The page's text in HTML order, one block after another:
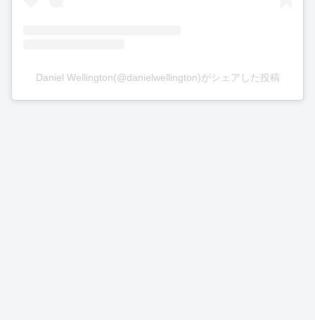
Daniel Wellington(@danielwellington)がシェアした投稿